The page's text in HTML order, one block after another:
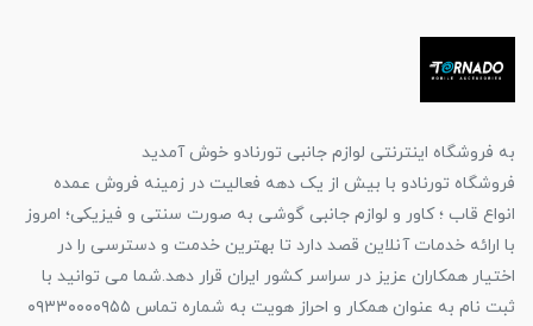
به فروشگاه اینترنتی لوازم جانبی تورنادو خوش آمدید
فروشگاه تورنادو با بیش از یک دهه فعالیت در زمینه فروش عمده
انواع قاب ؛ کاور و لوازم جانبی گوشی به صورت سنتی و فیزیکی؛ امروز
با ارائه خدمات آنلاین قصد دارد تا بهترین خدمت و دسترسی را در
اختیار همکاران عزیز در سراسر کشور ایران قرار دهد.شما می توانید با
ثبت نام به عنوان همکار و احراز هویت به شماره تماس ۰۹۳۳۰۰۰۰۹۵۵